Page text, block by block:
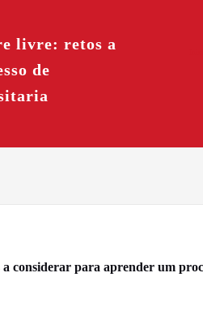
livre: retos a
de
considerar para aprender um